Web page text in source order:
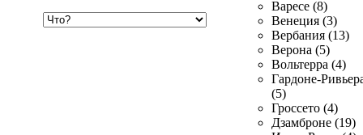
Варесе (8)
Венеция (3)
Вербания (13)
Верона (5)
Вольтерра (4)
Гардоне-
(5)
Гроссето (4)
Дзамброне (19)